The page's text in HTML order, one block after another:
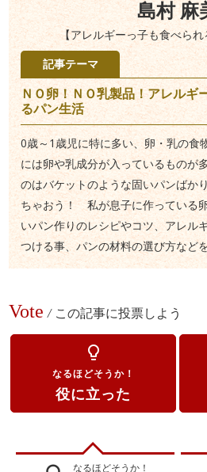
島村 麻
【アレルギーっ子も食べられ
記事テーマ
ＮＯ卵！ＮＯ乳製品！アレルギ
るパン生活
0歳～1歳児に特に多い、卵・乳の食
には卵や乳成分が入っているものが
のはバケットのような固いパンばか
ちゃおう！ 私が息子に作っている
いパン作りのレシピやコツ、アレル
つける事、パンの材料の選び方など
Vote / この記事に投票しよう
lightbulb_outline
なるほどそうか！
役に立った
なるほどそうか！